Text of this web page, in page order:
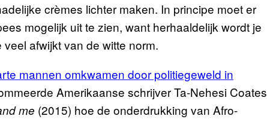
crèmes lichter maken. In principe moet er
mogelijk uit te zien, want herhaaldelijk wordt je
afwijkt van de witte norm.
mannen omkwamen door politiegeweld in
Amerikaanse schrijver Ta-Nehesi Coates
me (2015) hoe de onderdrukking van Afro-